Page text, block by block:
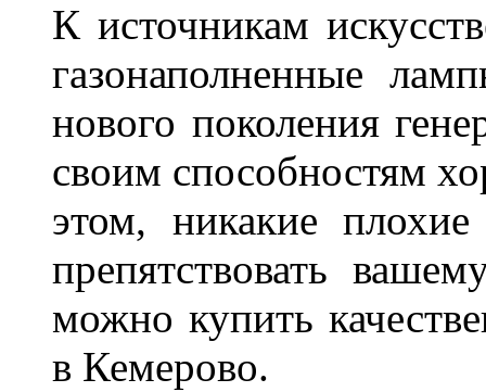
К источникам
газонаполненные
нового поколения
своим способностям
этом, никакие
препятствовать
можно купить
в Кемерово.